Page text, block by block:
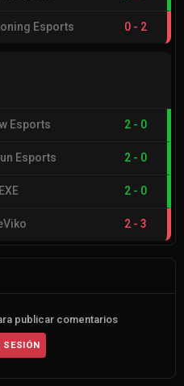
Esports 0 - 2
Esports 2 - 0
Esports 2 - 0
2 - 0
2 - 3
publicar comentarios
SESIÓN